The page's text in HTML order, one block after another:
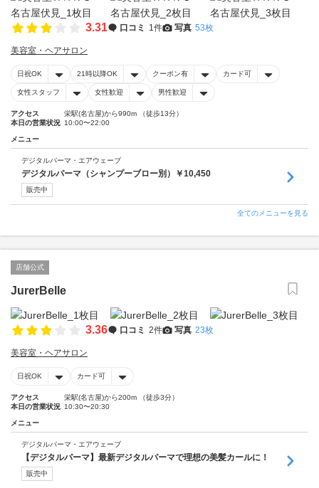
3.31 口コミ 1件 写真 53枚
美容室・ヘアサロン
日祝OK 21時以降OK クーポン有 カード可
女性スタッフ 女性歓迎 男性歓迎
アクセス
栄駅(名古屋)から990m （徒歩13分）
本日の営業状況 10:00〜22:00
メニュー
デジタルパーマ・エアウェーブ
デジタルパーマ（シャンプーブロー別）￥10,450
販売中
全てのメニューを見る
店舗公式
JurerBelle
3.36 口コミ 2件 写真 23枚
美容室・ヘアサロン
日祝OK カード可
アクセス
栄駅(名古屋)から200m （徒歩3分）
本日の営業状況 10:30〜20:30
メニュー
デジタルパーマ・エアウェーブ
【デジタルパーマ】最新デジタルパーマで理想の美髪カールに！
販売中